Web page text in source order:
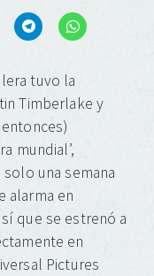
Haz
compartir
en
Telegram
(Se
abre
en
una
ventana
nueva)
Haz
compartir
en
WhatsApp
(Se
abre
en
una
ventana
nueva)
tuvo la
Timberlake y
mundial’,
una semana
alarma en
que se estrenó a
en
Pictures